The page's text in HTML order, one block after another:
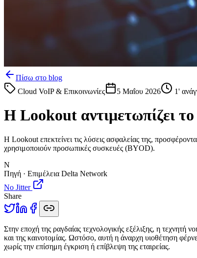
Πίσω στο blog
Cloud VoIP & Επικοινωνίες
5 Μαΐου 2026 1'
Η Lookout αντιμετωπίζει
Η Lookout επεκτείνει τις λύσεις ασφαλείας της,
χρησιμοποιούν προσωπικές συσκευές (BYOD).
N
Πηγή · Επιμέλεια Delta Network
No Jitter
Share
Στην εποχή της ραγδαίας τεχνολογικής εξέλιξης, η
και της καινοτομίας. Ωστόσο, αυτή η άναρχη υιοθέτηση
χωρίς την επίσημη έγκριση ή επίβλεψη της εταιρείας.